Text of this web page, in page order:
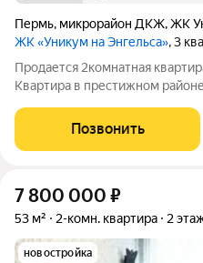
Пермь, микрорайон ДКЖ,ЖК
ЖК «Уникум на Энгельса», 3
Продается 2комнатная
Квартира в престижном
лес, парк Балатово, ПГУ,
строящиеся ключевые
Позвонить
7 800 000 ₽
53 м² 2-комн. квартира 2
новостройка